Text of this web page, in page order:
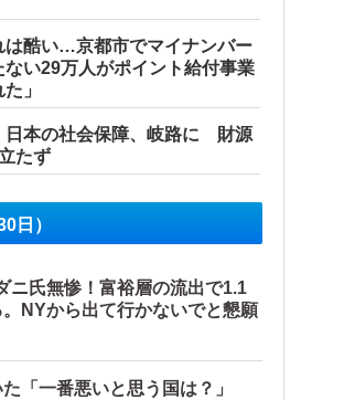
は酷い…京都市でマイナンバー
ない29万人がポイント給付事業
」
日本の社会保障、岐路に 財源
たず
日）
ニ氏無惨！富裕層の流出で1.1
NYから出て行かないでと懇願
た「一番悪いと思う国は？」